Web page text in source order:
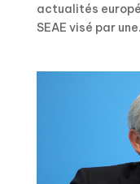
actualités
SEAE visé par